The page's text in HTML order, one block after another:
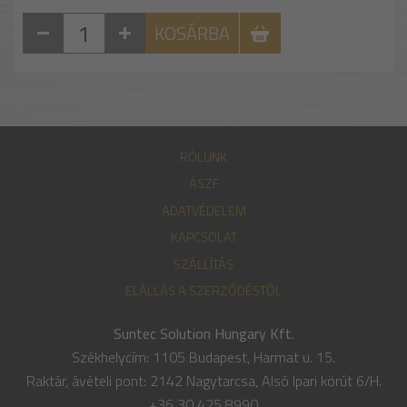
KOSÁRBA
RÓLUNK
ÁSZF
ADATVÉDELEM
KAPCSOLAT
SZÁLLÍTÁS
ELÁLLÁS A SZERZŐDÉSTŐL
Suntec Solution Hungary Kft.
Székhelycím: 1105 Budapest, Harmat u. 15.
Raktár, ávételi pont: 2142 Nagytarcsa, Alsó Ipari körút 6/H.